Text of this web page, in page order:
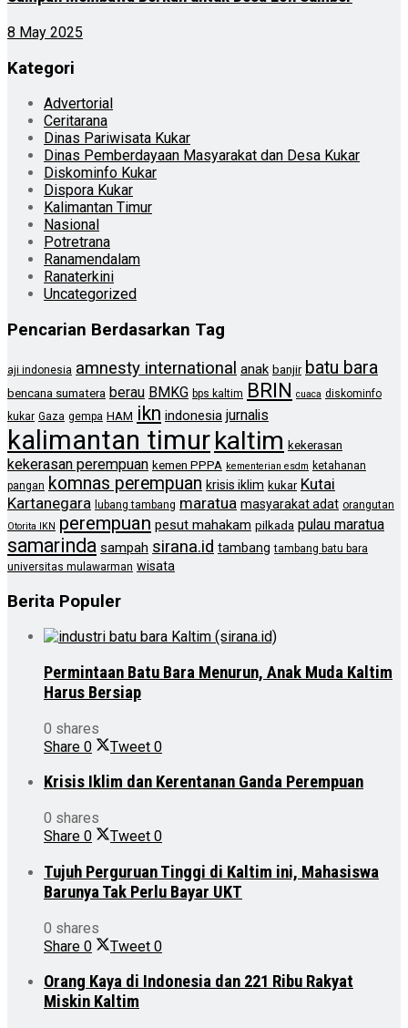
8 May 2025
Kategori
Advertorial
Ceritarana
Dinas Pariwisata Kukar
Dinas Pemberdayaan Masyarakat dan Desa Kukar
Diskominfo Kukar
Dispora Kukar
Kalimantan Timur
Nasional
Potretrana
Ranamendalam
Ranaterkini
Uncategorized
Pencarian Berdasarkan Tag
aji indonesia amnesty international anak banjir batu bara
bencana sumatera berau BMKG bps kaltim BRIN cuaca diskominfo
kukar Gaza gempa HAM ikn indonesia jurnalis
kalimantan timurkaltim kekerasan
kekerasan perempuan kemen PPPA kementerian esdm ketahanan
pangan komnas perempuan krisis iklim kukar Kutai
Kartanegara lubang tambang maratua masyarakat adat orangutan
Otorita IKN perempuan pesut mahakam pilkada pulau maratua
samarinda sampah sirana.id tambang tambang batu bara
universitas mulawarman wisata
Berita Populer
Permintaan Batu Bara Menurun, Anak Muda Kaltim
Harus Bersiap
0 shares
Share 0 Tweet 0
Krisis Iklim dan Kerentanan Ganda Perempuan
0 shares
Share 0 Tweet 0
Tujuh Perguruan Tinggi di Kaltim ini, Mahasiswa
Barunya Tak Perlu Bayar UKT
0 shares
Share 0 Tweet 0
Orang Kaya di Indonesia dan 221 Ribu Rakyat
Miskin Kaltim